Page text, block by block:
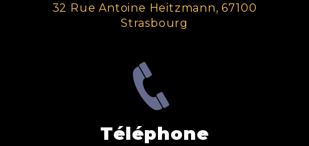
32 Rue Antoine Heitzmann, 67100
Strasbourg
Téléphone